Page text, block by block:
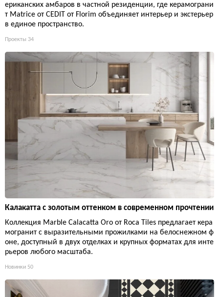
ериканских амбаров в частной резиденции, где керамограни
т Matrice от CEDIT от Florim объединяет интерьер и экстерьер
в единое пространство.
Проекты 34
Калакатта с золотым оттенком в современном прочтении
Коллекция Marble Calacatta Oro от Roca Tiles предлагает кера
могранит с выразительными прожилками на белоснежном ф
оне, доступный в двух отделках и крупных форматах для инте
рьеров любого масштаба.
Новинки 50